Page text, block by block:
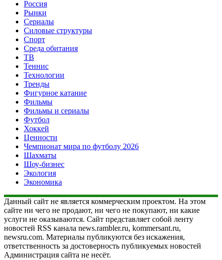
Россия
Рынки
Сериалы
Силовые структуры
Спорт
Среда обитания
ТВ
Теннис
Технологии
Тренды
Фигурное катание
Фильмы
Фильмы и сериалы
Футбол
Хоккей
Ценности
Чемпионат мира по футболу 2026
Шахматы
Шоу-бизнес
Экология
Экономика
Данный сайт не является коммерческим проектом. На этом
сайте ни чего не продают, ни чего не покупают, ни какие
услуги не оказываются. Сайт представляет собой ленту
новостей RSS канала news.rambler.ru, kommersant.ru,
newsru.com. Материалы публикуются без искажения,
ответственность за достоверность публикуемых новостей
Администрация сайта не несёт.